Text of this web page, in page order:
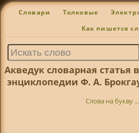
Словари Толковые
Как пишется
Акведук словарная статья
энциклопедии Ф. А.
Слова на букву ...